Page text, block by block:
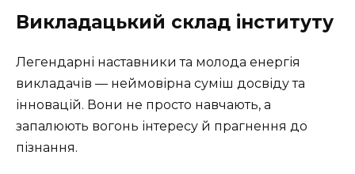
Викладацький склад інституту
Легендарні наставники та молода енергія
викладачів — неймовірна суміш досвіду та
інновацій. Вони не просто навчають, а
запалюють вогонь інтересу й прагнення до
пізнання.